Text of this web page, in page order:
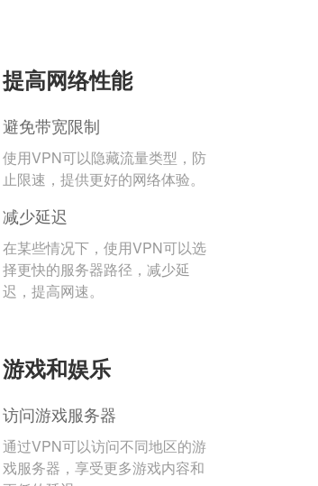
提高网络性能
避免带宽限制
使用VPN可以隐藏流量类型，防
止限速，提供更好的网络体验。
减少延迟
在某些情况下，使用VPN可以选
择更快的服务器路径，减少延
迟，提高网速。
游戏和娱乐
访问游戏服务器
通过VPN可以访问不同地区的游
戏服务器，享受更多游戏内容和